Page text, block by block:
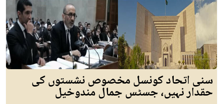
سنی اتحاد کونسل مخصوص نشستوں کی
حقدار نہیں، جسٹس جمال مندوخیل